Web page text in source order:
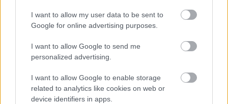
I want to allow my user data to be sent to
Google for online advertising purposes.
I want to allow Google to send me
personalized advertising.
I want to allow Google to enable storage
related to analytics like cookies on web or
device identifiers in apps.
indítjuk be a képzésünket, hiszen épp mire végeznek
hallgatók, óriási szükség lesz a tudásukra. A másik,
gondolnánk, hogy egy művészeti-kulturális
rendezvénynek, vagy egy tudományos
konferenciának milyen erős multiplikátor hatása van
gazdasági, kulturális és turisztikai területekre. A
magam részéről pedig azt vallom, hogy éppen ezek